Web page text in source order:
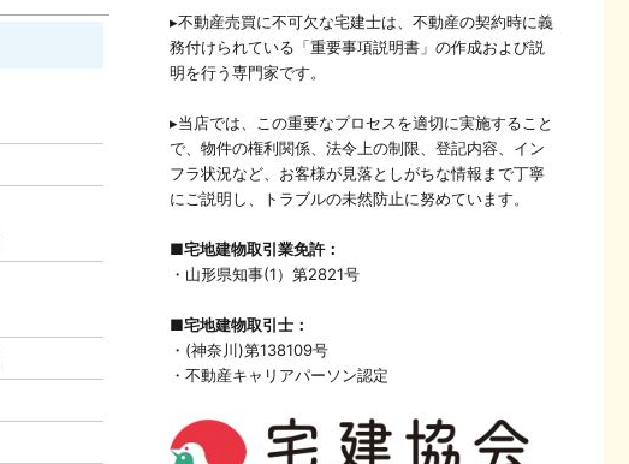
▸不動産売買に不可欠な宅建士は、不動産の契約時に義
務付けられている「重要事項説明書」の作成および説
明を行う専門家です。
▸当店では、この重要なプロセスを適切に実施すること
で、物件の権利関係、法令上の制限、登記内容、イン
フラ状況など、お客様が見落としがちな情報まで丁寧
にご説明し、トラブルの未然防止に努めています。
■宅地建物取引業免許：
・山形県知事(1）第2821号
■宅地建物取引士：
・(神奈川)第138109号
・不動産キャリアパーソン認定